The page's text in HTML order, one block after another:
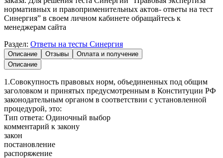
нормативных и правоприменительных актов- ответы на тест
Синергия” в своем личном кабинете обращайтесь к
менеджерам сайта
Раздел: Ответы на тесты Синергия
Описание Отзывы
Оплата и получение
Описание
1.Совокупность правовых норм, объединенных под общим
заголовком и принятых предусмотренным в Конституции РФ
законодательным органом в соответствии с установленной
процедурой, это:
Тип ответа: Одиночный выбор
комментарий к закону
закон
постановление
распоряжение